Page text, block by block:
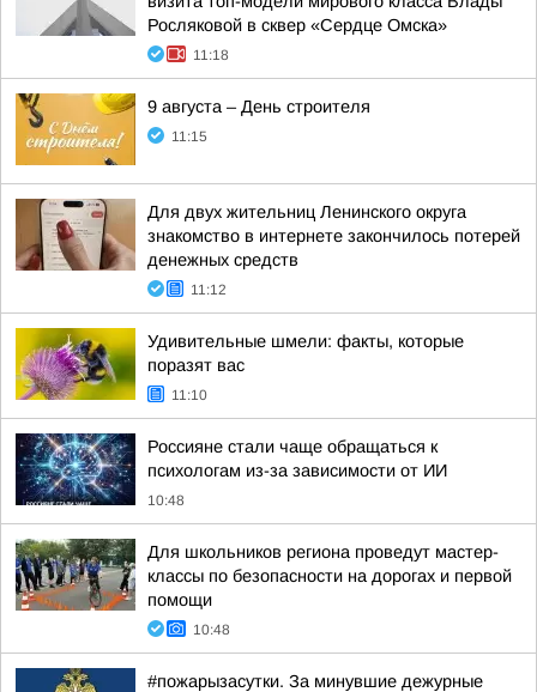
Росляковой в сквер «Сердце Омска»
11:18
9 августа – День строителя
11:15
Для двух жительниц Ленинского округа
знакомство в интернете закончилось потерей
денежных средств
11:12
Удивительные шмели: факты, которые
поразят вас
11:10
Россияне стали чаще обращаться к
психологам из-за зависимости от ИИ
10:48
Для школьников региона проведут мастер-
классы по безопасности на дорогах и первой
помощи
10:48
#пожарызасутки. За минувшие дежурные